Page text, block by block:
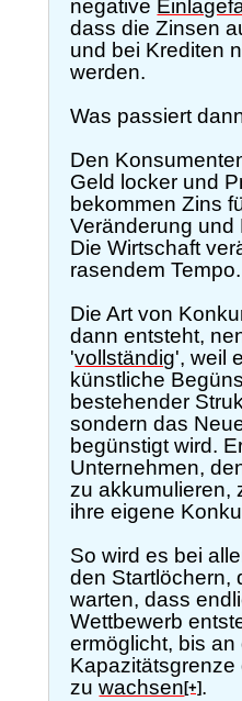
negative
dass die Zinsen
und bei Krediten
werden.
Was passiert
Den
Geld locker und
bekommen Zins
Veränderung und
Die Wirtschaft
rasendem Tempo.
Die Art von
dann entsteht,
'vollständig', weil
künstliche
bestehender
sondern das
begünstigt wird.
Unternehmen,
zu akkumulieren,
ihre eigene
So wird es bei
den Startlöchern,
warten, dass
Wettbewerb
ermöglicht, bis an
Kapazitätsgrenze
zuwachsen[+] .